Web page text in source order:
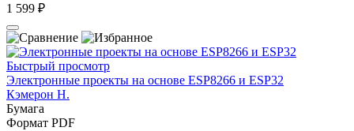
1 599 ₽
Быстрый просмотр
Электронные проекты на основе ESP8266 и ESP32
Кэмерон Н.
Бумага
Формат PDF